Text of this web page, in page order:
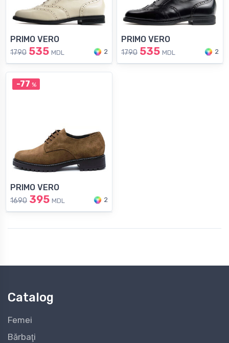
PRIMO VERO
1790 535 MDL 2
PRIMO VERO
1790 535 MDL 2
-77 %
PRIMO VERO
1690 395 MDL 2
Catalog
Femei
Bărbaţi